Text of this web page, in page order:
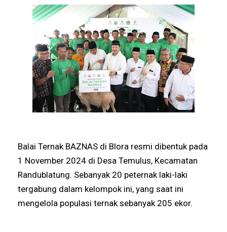
Balai Ternak BAZNAS di Blora resmi dibentuk pada
1 November 2024 di Desa Temulus, Kecamatan
Randublatung. Sebanyak 20 peternak laki-laki
tergabung dalam kelompok ini, yang saat ini
mengelola populasi ternak sebanyak 205 ekor.